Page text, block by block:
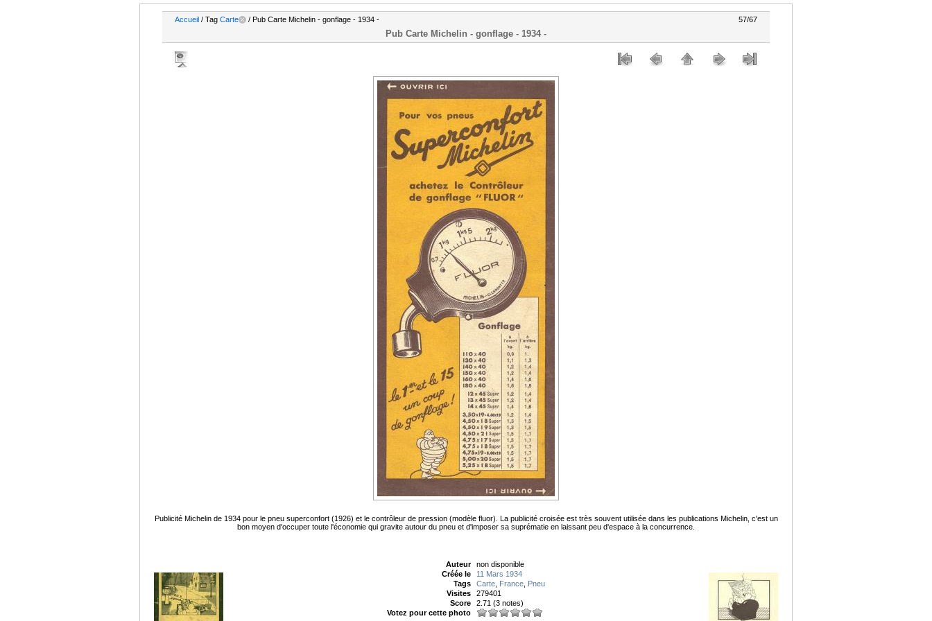
Accueil / Tag Carte / Pub Carte Michelin - gonflage - 1934 - 57/67
Pub Carte Michelin - gonflage - 1934 -
Publicité Michelin de 1934 pour le pneu superconfort (1926) et le contrôleur de pression (modèle fluor). La publicité croisée est très souvent utilisée dans les publications Michelin, c'est un
bon moyen d'occuper toute l'économie qui gravite autour du pneu et d'imposer sa suprématie en laissant peu d'espace à la concurrence.
Auteur
non disponible
Créée le
11 Mars 1934
Tags
Carte France Pneu
Visites
279401
Score
2.71 (3 notes)
Votez pour cette photo